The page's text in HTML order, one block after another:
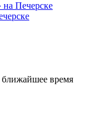
Печерске
время